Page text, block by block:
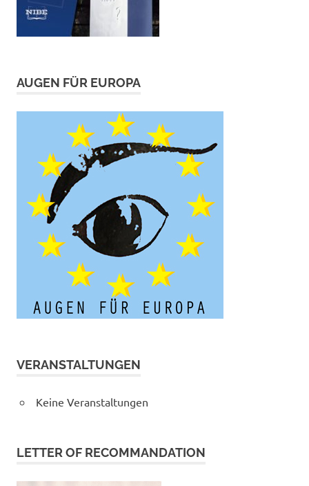
AUGEN FÜR EUROPA
VERANSTALTUNGEN
Keine Veranstaltungen
LETTER OF RECOMMANDATION